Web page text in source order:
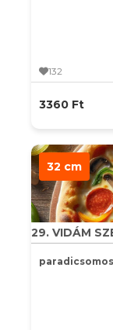
132
3360 Ft
32 cm
29. VIDÁM